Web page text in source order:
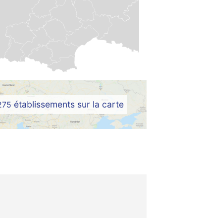
établissements sur la carte